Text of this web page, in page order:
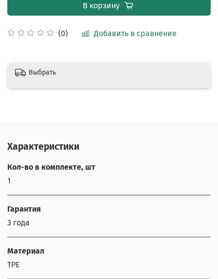
(0) Добавить в сравнение
В корзину
Выбрать
Характеристики
Кол-во в комплекте, шт
1
Гарантия
3 года
Материал
TPE